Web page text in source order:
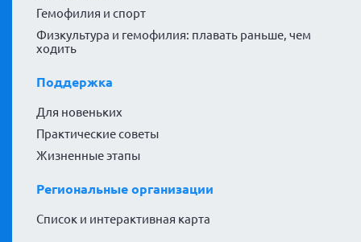
Гемофилия и спорт
Физкультура и гемофилия: плавать раньше, чем
ходить
Поддержка
Для новеньких
Практические советы
Жизненные этапы
Региональные организации
Список и интерактивная карта